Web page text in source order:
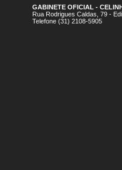
GABINETE OFICIAL -
Rua Rodrigues Caldas, 79 -
Telefone (31) 2108-5905